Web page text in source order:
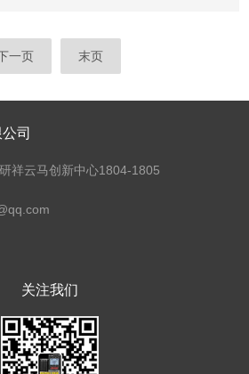
一页 末页
司
祥云马创新中心1804-1805
关注我们